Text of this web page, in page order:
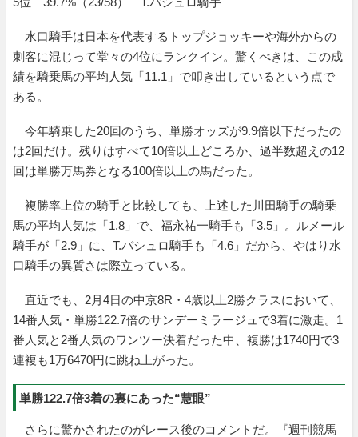
水口騎手は日本を代表するトップジョッキーや海外からの
刺客に混じって堂々の4位にランクイン。驚くべきは、この成
績を騎乗馬の平均人気「11.1」で叩き出しているという点で
ある。
今年騎乗した20回のうち、単勝オッズが9.9倍以下だったの
は2回だけ。残りはすべて10倍以上どころか、過半数超えの12
回は単勝万馬券となる100倍以上の馬だった。
複勝率上位の騎手と比較しても、上述した川田騎手の騎乗
馬の平均人気は「1.8」で、福永祐一騎手も「3.5」。ルメール
騎手が「2.9」に、T.バシュロ騎手も「4.6」だから、やはり水
口騎手の異質さは際立っている。
直近でも、2月4日の中京8R・4歳以上2勝クラスにおいて、
14番人気・単勝122.7倍のサンデーミラージュで3着に激走。1
番人気と2番人気のワンツー決着だった中、複勝は1740円で3
連複も1万6470円に跳ね上がった。
単勝122.7倍3着の裏にあった“慧眼”
さらに驚かされたのがレース後のコメントだ。『週刊競馬